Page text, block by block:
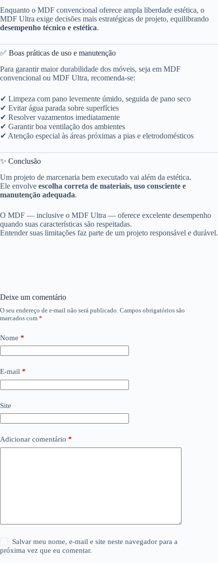
Enquanto o MDF convencional oferece ampla liberdade estética, o
MDF Ultra exige decisões mais estratégicas de projeto, equilibrando
desempenho técnico e estética.
✅ Boas práticas de uso e manutenção
Para garantir maior durabilidade dos móveis, seja em MDF
convencional ou MDF Ultra, recomenda-se:
✔ Limpeza com pano levemente úmido, seguida de pano seco
✔ Evitar água parada sobre superfícies
✔ Resolver vazamentos imediatamente
✔ Garantir boa ventilação dos ambientes
✔ Atenção especial às áreas próximas a pias e eletrodomésticos
✨ Conclusão
Um projeto de marcenaria bem executado vai além da estética.
Ele envolve escolha correta de materiais, uso consciente e
manutenção adequada.
O MDF — inclusive o MDF Ultra — oferece excelente desempenho
quando suas características são respeitadas.
Entender suas limitações faz parte de um projeto responsável e durável.
Deixe um comentário
O seu endereço de e-mail não será publicado. Campos obrigatórios são
marcados com *
Nome *
E-mail *
Site
Adicionar comentário *
Salvar meu nome, e-mail e site neste navegador para a
próxima vez que eu comentar.